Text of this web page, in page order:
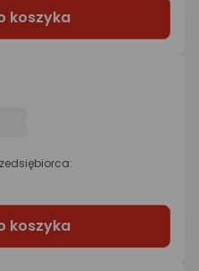
koszyka
koszyka